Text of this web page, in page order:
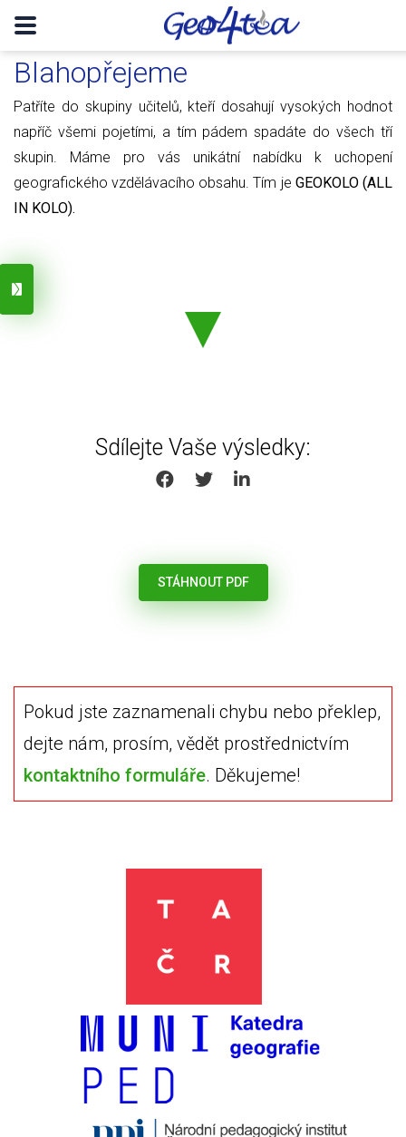
Blahopřejeme
Patříte do skupiny učitelů, kteří dosahují vysokých hodnot
napříč všemi pojetími, a tím pádem spadáte do všech tří
skupin. Máme pro vás unikátní nabídku k uchopení
geografického vzdělávacího obsahu. Tím je GEOKOLO (ALL
IN KOLO).
Sdílejte Vaše výsledky:
SHARE ON FACEBOOK
SHARE ON TWITTER
SHARE ON LINKEDIN
STÁHNOUT PDF
Pokud jste zaznamenali chybu nebo překlep,
dejte nám, prosím, vědět prostřednictvím
kontaktního formuláře. Děkujeme!